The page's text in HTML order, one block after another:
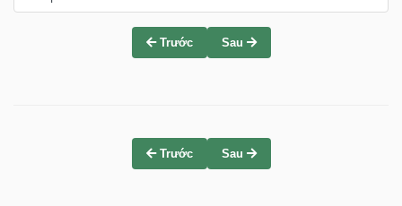
Trước Sau
Trước Sau